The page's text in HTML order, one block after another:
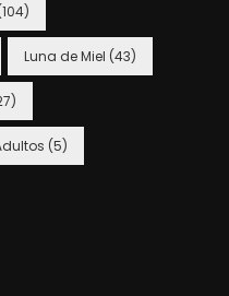
Luna de Miel (43)
(5)